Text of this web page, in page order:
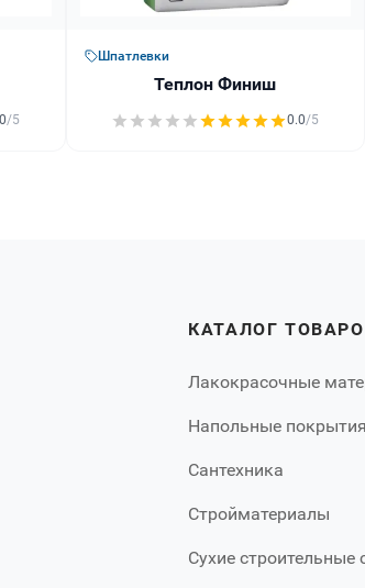
/5
Шпатлевки
Теплон Финиш
0.0/5
КАТАЛОГ
Лакокрасочные
Напольные покрытия
Сантехника
Стройматериалы
Сухие строительные